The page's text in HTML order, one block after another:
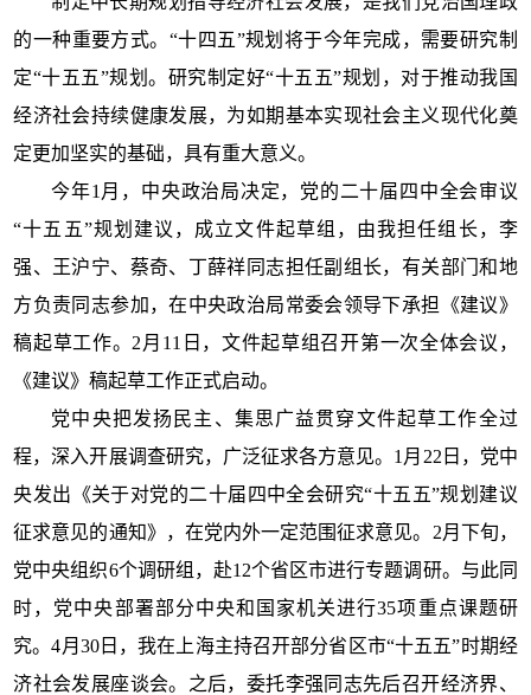
的一种重要方式。“十四五”规划将于今年完成，需要研究制
定“十五五”规划。研究制定好“十五五”规划，对于推动我国
经济社会持续健康发展，为如期基本实现社会主义现代化奠
定更加坚实的基础，具有重大意义。
今年1月，中央政治局决定，党的二十届四中全会审议
“十五五”规划建议，成立文件起草组，由我担任组长，李
强、王沪宁、蔡奇、丁薛祥同志担任副组长，有关部门和地
方负责同志参加，在中央政治局常委会领导下承担《建议》
稿起草工作。2月11日，文件起草组召开第一次全体会议，
《建议》稿起草工作正式启动。
党中央把发扬民主、集思广益贯穿文件起草工作全过
程，深入开展调查研究，广泛征求各方意见。1月22日，党中
央发出《关于对党的二十届四中全会研究“十五五”规划建议
征求意见的通知》，在党内外一定范围征求意见。2月下旬，
党中央组织6个调研组，赴12个省区市进行专题调研。与此同
时，党中央部署部分中央和国家机关进行35项重点课题研
究。4月30日，我在上海主持召开部分省区市“十五五”时期经
济社会发展座谈会。之后，委托李强同志先后召开经济界、